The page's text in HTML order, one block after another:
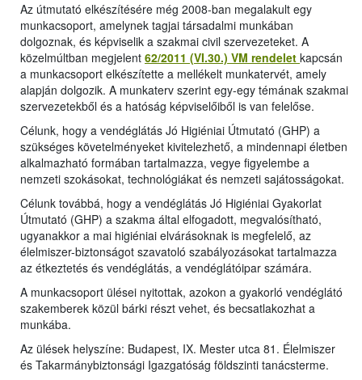
Az útmutató elkészítésére még 2008-ban megalakult egy
munkacsoport, amelynek tagjai társadalmi munkában
dolgoznak, és képviselik a szakmai civil szervezeteket. A
közelmúltban megjelent 62/2011 (VI.30.) VM rendelet kapcsán
a munkacsoport elkészítette a mellékelt munkatervét, amely
alapján dolgozik. A munkaterv szerint egy-egy témának szakmai
szervezetekből és a hatóság képviselőiből is van felelőse.
Célunk, hogy a vendéglátás Jó Higiéniai Útmutató (GHP) a
szükséges követelményeket kivitelezhető, a mindennapi életben
alkalmazható formában tartalmazza, vegye figyelembe a
nemzeti szokásokat, technológiákat és nemzeti sajátosságokat.
Célunk továbbá, hogy a vendéglátás Jó Higiéniai Gyakorlat
Útmutató (GHP) a szakma által elfogadott, megvalósítható,
ugyanakkor a mai higiéniai elvárásoknak is megfelelő, az
élelmiszer-biztonságot szavatoló szabályozásokat tartalmazza
az étkeztetés és vendéglátás, a vendéglátóipar számára.
A munkacsoport ülései nyitottak, azokon a gyakorló vendéglátó
szakemberek közül bárki részt vehet, és becsatlakozhat a
munkába.
Az ülések helyszíne: Budapest, IX. Mester utca 81. Élelmiszer
és Takarmánybiztonsági Igazgatóság földszinti tanácsterme.